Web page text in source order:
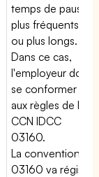
temps de pause
plus fréquents
ou plus longs.
Dans ce cas,
l'employeur doit
se conformer
aux règles de la
CCN IDCC
03160.
La convention
03160 va régir